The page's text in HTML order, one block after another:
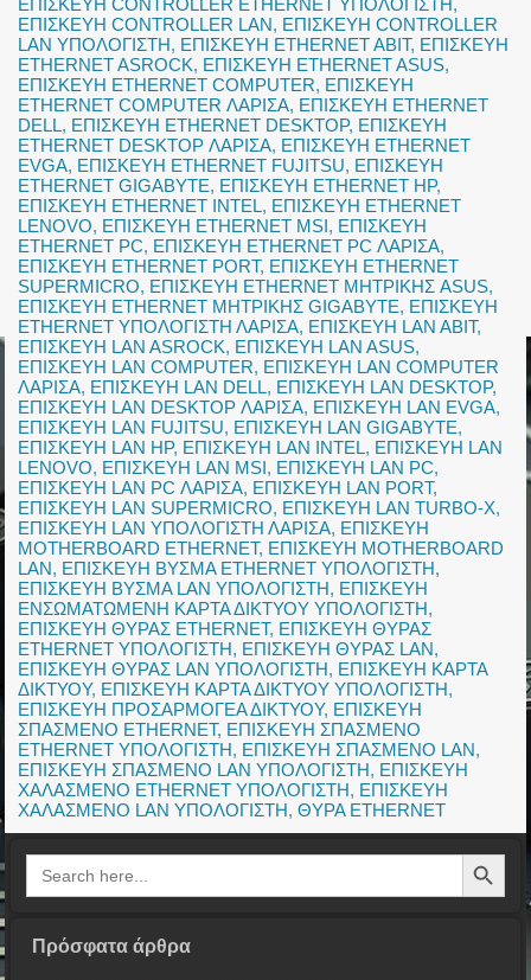
ΕΠΙΣΚΕΥΗ CONTROLLER ETHERNET ΥΠΟΛΟΓΙΣΤΗ,
ΕΠΙΣΚΕΥΗ CONTROLLER LAN, ΕΠΙΣΚΕΥΗ CONTROLLER
LAN ΥΠΟΛΟΓΙΣΤΗ, ΕΠΙΣΚΕΥΗ ETHERNET ABIT, ΕΠΙΣΚΕΥΗ
ETHERNET ASROCK, ΕΠΙΣΚΕΥΗ ETHERNET ASUS,
ΕΠΙΣΚΕΥΗ ETHERNET COMPUTER, ΕΠΙΣΚΕΥΗ
ETHERNET COMPUTER ΛΑΡΙΣΑ, ΕΠΙΣΚΕΥΗ ETHERNET
DELL, ΕΠΙΣΚΕΥΗ ETHERNET DESKTOP, ΕΠΙΣΚΕΥΗ
ETHERNET DESKTOP ΛΑΡΙΣΑ, ΕΠΙΣΚΕΥΗ ETHERNET
EVGA, ΕΠΙΣΚΕΥΗ ETHERNET FUJITSU, ΕΠΙΣΚΕΥΗ
ETHERNET GIGABYTE, ΕΠΙΣΚΕΥΗ ETHERNET HP,
ΕΠΙΣΚΕΥΗ ETHERNET INTEL, ΕΠΙΣΚΕΥΗ ETHERNET
LENOVO, ΕΠΙΣΚΕΥΗ ETHERNET MSI, ΕΠΙΣΚΕΥΗ
ETHERNET PC, ΕΠΙΣΚΕΥΗ ETHERNET PC ΛΑΡΙΣΑ,
ΕΠΙΣΚΕΥΗ ETHERNET PORT, ΕΠΙΣΚΕΥΗ ETHERNET
SUPERMICRO, ΕΠΙΣΚΕΥΗ ETHERNET ΜΗΤΡΙΚΗΣ ASUS,
ΕΠΙΣΚΕΥΗ ETHERNET ΜΗΤΡΙΚΗΣ GIGABYTE, ΕΠΙΣΚΕΥΗ
ETHERNET ΥΠΟΛΟΓΙΣΤΗ ΛΑΡΙΣΑ, ΕΠΙΣΚΕΥΗ LAN ABIT,
ΕΠΙΣΚΕΥΗ LAN ASROCK, ΕΠΙΣΚΕΥΗ LAN ASUS,
ΕΠΙΣΚΕΥΗ LAN COMPUTER, ΕΠΙΣΚΕΥΗ LAN COMPUTER
ΛΑΡΙΣΑ, ΕΠΙΣΚΕΥΗ LAN DELL, ΕΠΙΣΚΕΥΗ LAN DESKTOP,
ΕΠΙΣΚΕΥΗ LAN DESKTOP ΛΑΡΙΣΑ, ΕΠΙΣΚΕΥΗ LAN EVGA,
ΕΠΙΣΚΕΥΗ LAN FUJITSU, ΕΠΙΣΚΕΥΗ LAN GIGABYTE,
ΕΠΙΣΚΕΥΗ LAN HP, ΕΠΙΣΚΕΥΗ LAN INTEL, ΕΠΙΣΚΕΥΗ LAN
LENOVO, ΕΠΙΣΚΕΥΗ LAN MSI, ΕΠΙΣΚΕΥΗ LAN PC,
ΕΠΙΣΚΕΥΗ LAN PC ΛΑΡΙΣΑ, ΕΠΙΣΚΕΥΗ LAN PORT,
ΕΠΙΣΚΕΥΗ LAN SUPERMICRO, ΕΠΙΣΚΕΥΗ LAN TURBO-X,
ΕΠΙΣΚΕΥΗ LAN ΥΠΟΛΟΓΙΣΤΗ ΛΑΡΙΣΑ, ΕΠΙΣΚΕΥΗ
MOTHERBOARD ETHERNET, ΕΠΙΣΚΕΥΗ MOTHERBOARD
LAN, ΕΠΙΣΚΕΥΗ ΒΥΣΜΑ ETHERNET ΥΠΟΛΟΓΙΣΤΗ,
ΕΠΙΣΚΕΥΗ ΒΥΣΜΑ LAN ΥΠΟΛΟΓΙΣΤΗ, ΕΠΙΣΚΕΥΗ
ΕΝΣΩΜΑΤΩΜΕΝΗ ΚΑΡΤΑ ΔΙΚΤΥΟΥ ΥΠΟΛΟΓΙΣΤΗ,
ΕΠΙΣΚΕΥΗ ΘΥΡΑΣ ETHERNET, ΕΠΙΣΚΕΥΗ ΘΥΡΑΣ
ETHERNET ΥΠΟΛΟΓΙΣΤΗ, ΕΠΙΣΚΕΥΗ ΘΥΡΑΣ LAN,
ΕΠΙΣΚΕΥΗ ΘΥΡΑΣ LAN ΥΠΟΛΟΓΙΣΤΗ, ΕΠΙΣΚΕΥΗ ΚΑΡΤΑ
ΔΙΚΤΥΟΥ, ΕΠΙΣΚΕΥΗ ΚΑΡΤΑ ΔΙΚΤΥΟΥ ΥΠΟΛΟΓΙΣΤΗ,
ΕΠΙΣΚΕΥΗ ΠΡΟΣΑΡΜΟΓΕΑ ΔΙΚΤΥΟΥ, ΕΠΙΣΚΕΥΗ
ΣΠΑΣΜΕΝΟ ETHERNET, ΕΠΙΣΚΕΥΗ ΣΠΑΣΜΕΝΟ
ETHERNET ΥΠΟΛΟΓΙΣΤΗ, ΕΠΙΣΚΕΥΗ ΣΠΑΣΜΕΝΟ LAN,
ΕΠΙΣΚΕΥΗ ΣΠΑΣΜΕΝΟ LAN ΥΠΟΛΟΓΙΣΤΗ, ΕΠΙΣΚΕΥΗ
ΧΑΛΑΣΜΕΝΟ ETHERNET ΥΠΟΛΟΓΙΣΤΗ, ΕΠΙΣΚΕΥΗ
ΧΑΛΑΣΜΕΝΟ LAN ΥΠΟΛΟΓΙΣΤΗ,ΘΥΡΑ ETHERNET
Search
for:
Search Button
Πρόσφατα άρθρα